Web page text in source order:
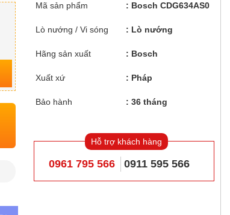
Mã sản phẩm Bosch CDG634AS0
Lò nướng / Vi sóng Lò nướng
Hãng sản xuất Bosch
Xuất xứ Pháp
Bảo hành 36 tháng
Hỗ trợ khách hàng
0961 795 566 0911 595 566